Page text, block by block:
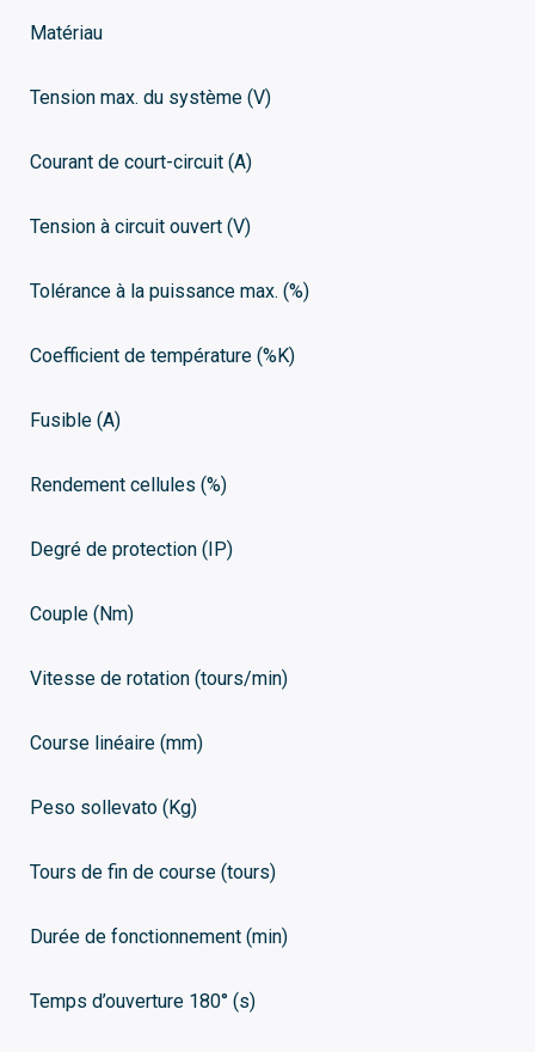
Matériau
Tension max. du système (V)
Courant de court-circuit (A)
Tension à circuit ouvert (V)
Tolérance à la puissance max. (%)
Coefficient de température (%K)
Fusible (A)
Rendement cellules (%)
Degré de protection (IP)
Couple (Nm)
Vitesse de rotation (tours/min)
Course linéaire (mm)
Peso sollevato (Kg)
Tours de fin de course (tours)
Durée de fonctionnement (min)
Temps d’ouverture 180° (s)